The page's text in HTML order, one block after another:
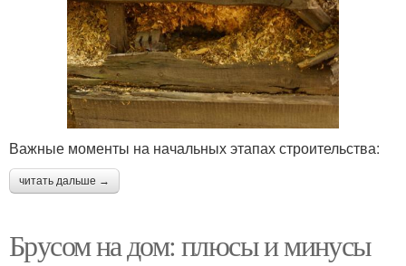
Важные моменты на начальных этапах строительства:
читать дальше →
Брусом на дом: плюсы и минусы